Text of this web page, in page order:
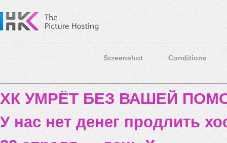
Screenshot Conditions
ХК УМРЁТ БЕЗ ВАШЕЙ
У нас нет денег продлить